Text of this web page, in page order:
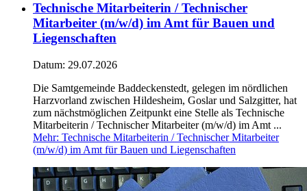
Technische Mitarbeiterin / Technischer
Mitarbeiter (m/w/d) im Amt für Bauen und
Liegenschaften
Datum: 29.07.2026
Die Samtgemeinde Baddeckenstedt, gelegen im nördlichen
Harzvorland zwischen Hildesheim, Goslar und Salzgitter, hat
zum nächstmöglichen Zeitpunkt eine Stelle als Technische
Mitarbeiterin / Technischer Mitarbeiter (m/w/d) im Amt ...
Mehr: Technische Mitarbeiterin / Technischer Mitarbeiter
(m/w/d) im Amt für Bauen und Liegenschaften